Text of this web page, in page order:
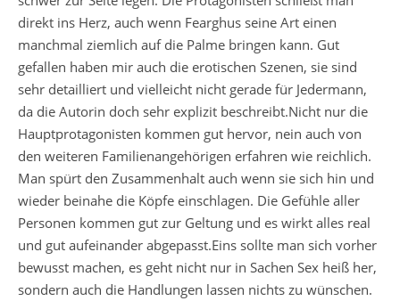
direkt ins Herz, auch wenn Fearghus seine Art einen
manchmal ziemlich auf die Palme bringen kann. Gut
gefallen haben mir auch die erotischen Szenen, sie sind
sehr detailliert und vielleicht nicht gerade für Jedermann,
da die Autorin doch sehr explizit beschreibt.Nicht nur die
Hauptprotagonisten kommen gut hervor, nein auch von
den weiteren Familienangehörigen erfahren wie reichlich.
Man spürt den Zusammenhalt auch wenn sie sich hin und
wieder beinahe die Köpfe einschlagen. Die Gefühle aller
Personen kommen gut zur Geltung und es wirkt alles real
und gut aufeinander abgepasst.Eins sollte man sich vorher
bewusst machen, es geht nicht nur in Sachen Sex heiß her,
sondern auch die Handlungen lassen nichts zu wünschen.